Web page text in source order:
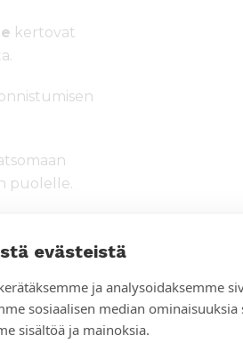
evästeistä
ja analysoidaksemme
sosiaalisen median ominaisuuksia
sisältöä ja mainoksia.
kertovat
puolelle.
säästävien